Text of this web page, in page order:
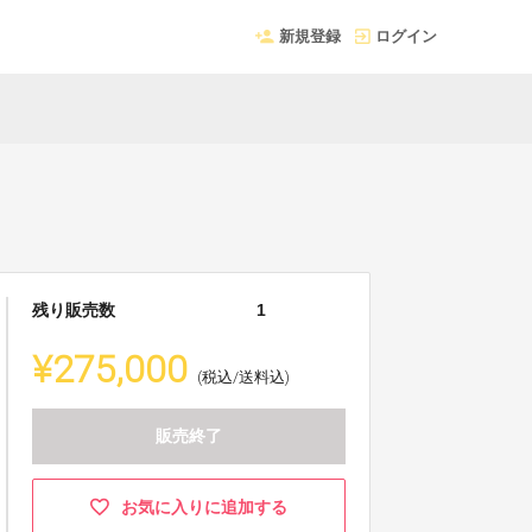
新規登録 ログイン
残り販売数 1
¥275,000 (税込/送料込)
販売終了
お気に入りに追加する